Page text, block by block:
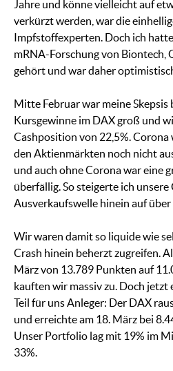
Jahre und könne vielleicht auf
verkürzt werden, war die
Impfstoffexperten. Doch ich
mRNA-Forschung von Biontech,
gehört und war daher
Mitte Februar war meine Skepsis
Kursgewinne im DAX groß und
Cashposition von 22,5%. Corona
den Aktienmärkten noch nicht
und auch ohne Corona war eine
überfällig. So steigerte ich
Ausverkaufswelle hinein auf über
Wir waren damit so liquide wie
Crash hinein beherzt zugreifen.
März von 13.789 Punkten auf
kauften wir massiv zu. Doch jetzt
Teil für uns Anleger: Der DAX
und erreichte am 18. März bei
Unser Portfolio lag mit 19% im
33%.